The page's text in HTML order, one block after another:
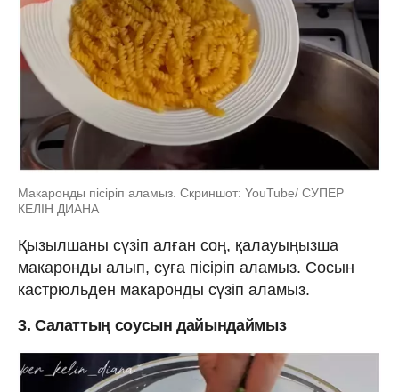
Макаронды пісіріп аламыз. Скриншот: YouTube/ СУПЕР
КЕЛІН ДИАНА
Қызылшаны сүзіп алған соң, қалауыңызша
макаронды алып, суға пісіріп аламыз. Сосын
кастрюльден макаронды сүзіп аламыз.
3. Салаттың соусын дайындаймыз